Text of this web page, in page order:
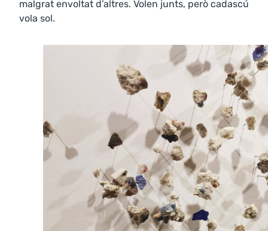
malgrat envoltat d’altres. Volen junts, però cadascú
vola sol.